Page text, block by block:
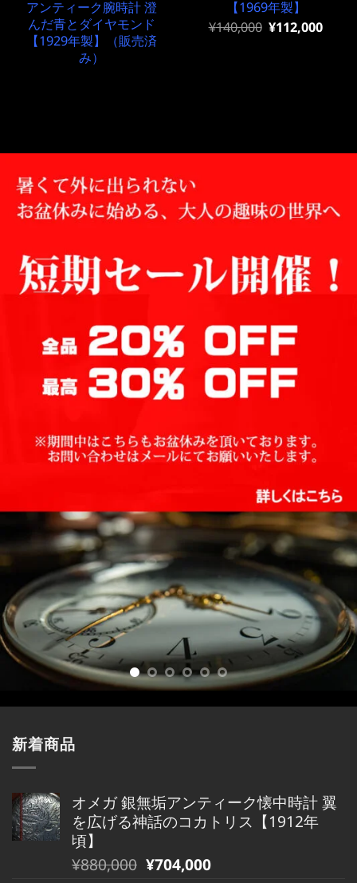
アンティーク腕時計 澄
んだ青とダイヤモンド
【1929年製】（販売済
み）
【1969年製】
元
¥140,000 現
¥112,000
新着商品
オメガ 銀無垢アンティーク懐中時計 翼
を広げる神話のコカトリス【1912年
頃】
元
¥880,000 現
¥704,000